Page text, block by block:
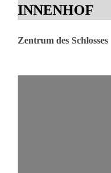
INNENHOF
Zentrum des Schlosses